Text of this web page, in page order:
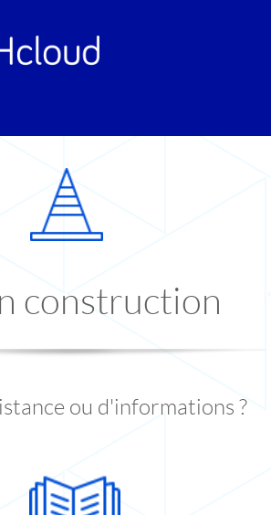
construction
ou d'informations ?